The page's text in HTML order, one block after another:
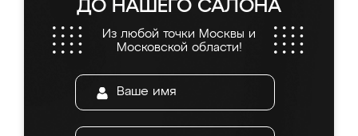
ДО НАШЕГО САЛОНА
Из любой точки Москвы и
Московской области!